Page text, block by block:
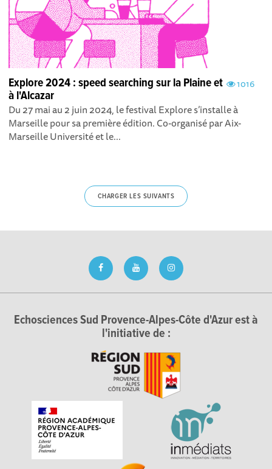
1016
Explore 2024 : speed searching sur la Plaine et
à l'Alcazar
Du 27 mai au 2 juin 2024, le festival Explore s’installe à
Marseille pour sa première édition. Co-organisé par Aix-
Marseille Université et le...
CHARGER LES SUIVANTS
Echosciences Sud Provence-Alpes-Côte d'Azur est à
l'initiative de :